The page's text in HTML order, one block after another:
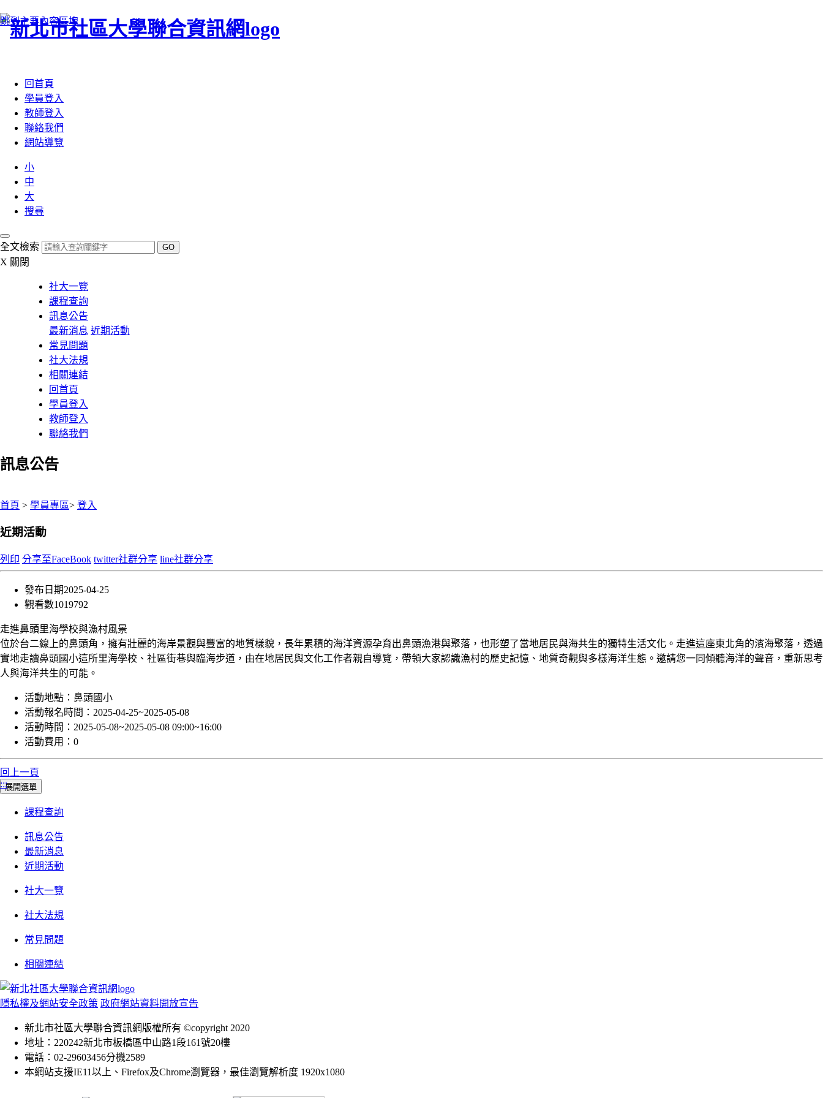
跳到主要內容區塊
回首頁
學員登入
教師登入
聯絡我們
網站導覽
小
中
大
搜尋
全文檢索 GO
X 關閉
社大一覽
課程查詢
訊息公告
最新消息 近期活動
常見問題
社大法規
相關連結
回首頁
學員登入
教師登入
聯絡我們
訊息公告
首頁 > 學員專區> 登入
近期活動
列印 分享至FaceBook twitter社群分享 line社群分享
發布日期2025-04-25
觀看數1019792
走進鼻頭里海學校與漁村風景
位於台二線上的鼻頭角，擁有壯麗的海岸景觀與豐富的地質樣貌，長年累積的海洋資源孕育出鼻頭漁港與聚落，也形塑了當地居民與海共生的獨特生活文化。走進這座東北角的濱海聚落，透過
實地走讀鼻頭國小這所里海學校、社區街巷與臨海步道，由在地居民與文化工作者親自導覽，帶領大家認識漁村的歷史記憶、地質奇觀與多樣海洋生態。邀請您一同傾聽海洋的聲音，重新思考
人與海洋共生的可能。
活動地點： 鼻頭國小
活動報名時間： 2025-04-25~2025-05-08
活動時間： 2025-05-08~2025-05-08 09:00~16:00
活動費用： 0
回上一頁
:::展開選單
課程查詢
訊息公告
最新消息
近期活動
社大一覽
社大法規
常見問題
相關連結
隱私權及網站安全政策 政府網站資料開放宣告
新北市社區大學聯合資訊網版權所有 ©copyright 2020
地址：220242新北市板橋區中山路1段161號20樓
電話：02-29603456分機2589
本網站支援IE11以上、Firefox及Chrome瀏覽器，最佳瀏覽解析度 1920x1080